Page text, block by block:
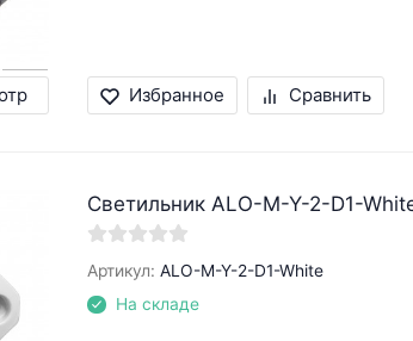
Избранное Сравнить
Светильник ALO-M-Y-2-D1-
Артикул: ALO-M-Y-2-D1-White
На складе